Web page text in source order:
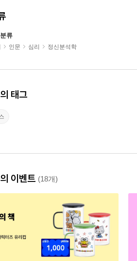
류
인문 심리 정신분석학
태그
이벤트 (18개)